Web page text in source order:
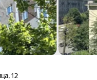
,12